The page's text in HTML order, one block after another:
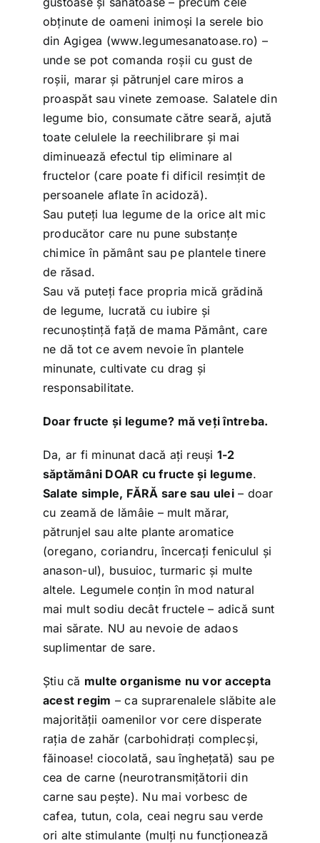
obținute de oameni inimoși la serele bio
din Agigea (www.legumesanatoase.ro) –
unde se pot comanda roșii cu gust de
roșii, marar și pătrunjel care miros a
proaspăt sau vinete zemoase. Salatele din
legume bio, consumate către seară, ajută
toate celulele la reechilibrare și mai
diminuează efectul tip eliminare al
fructelor (care poate fi dificil resimțit de
persoanele aflate în acidoză).
Sau puteți lua legume de la orice alt mic
producător care nu pune substanțe
chimice în pământ sau pe plantele tinere
de răsad.
Sau vă puteți face propria mică grădină
de legume, lucrată cu iubire și
recunoștință față de mama Pământ, care
ne dă tot ce avem nevoie în plantele
minunate, cultivate cu drag și
responsabilitate.
Doar fructe și legume? mă veți întreba.
Da, ar fi minunat dacă ați reuși 1-2
săptămâni DOAR cu fructe și legume.
Salate simple, FĂRĂ sare sau ulei– doar
cu zeamă de lămâie – mult mărar,
pătrunjel sau alte plante aromatice
(oregano, coriandru, încercați feniculul și
anason-ul), busuioc, turmaric și multe
altele. Legumele conțin în mod natural
mai mult sodiu decât fructele – adică sunt
mai sărate. NU au nevoie de adaos
suplimentar de sare.
Știu că multe organisme nu vor accepta
acest regim – ca suprarenalele slăbite ale
majorității oamenilor vor cere disperate
rația de zahăr (carbohidrați complecși,
făinoase! ciocolată, sau înghețată) sau pe
cea de carne (neurotransmițătorii din
carne sau pește). Nu mai vorbesc de
cafea, tutun, cola, ceai negru sau verde
ori alte stimulante (mulți nu funcționează